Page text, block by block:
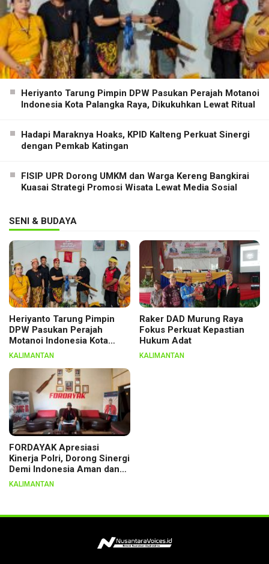
Heriyanto Tarung Pimpin DPW Pasukan Perajah Motanoi
Indonesia Kota Palangka Raya, Dikukuhkan Lewat Ritual
Hadapi Maraknya Hoaks, KPID Kalteng Perkuat Sinergi
dengan Pemkab Katingan
FISIP UPR Dorong UMKM dan Warga Kereng Bangkirai
Kuasai Strategi Promosi Wisata Lewat Media Sosial
SENI & BUDAYA
Heriyanto Tarung Pimpin
DPW Pasukan Perajah
Motanoi Indonesia Kota
Palangka Raya, Dikukuhkan
KALIMANTAN
Raker DAD Murung Raya
Fokus Perkuat Kepastian
Hukum Adat
KALIMANTAN
FORDAYAK Apresiasi
Kinerja Polri, Dorong Sinergi
Demi Indonesia Aman dan
Berkeadilan
KALIMANTAN